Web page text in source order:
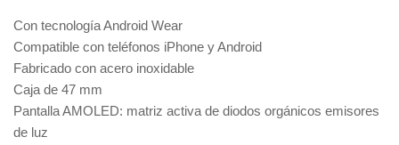
Con tecnología Android Wear
Compatible con teléfonos iPhone y Android
Fabricado con acero inoxidable
Caja de 47 mm
Pantalla AMOLED: matriz activa de diodos orgánicos emisores
de luz